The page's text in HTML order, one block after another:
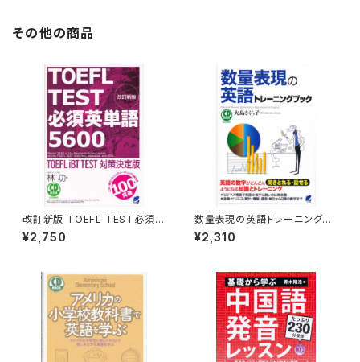
その他の商品
改訂新版 TOEFL TEST必須英
単語5600 CD BOOK
¥2,750
数量表現の英語トレーニングブ
ック CD BOOK
¥2,310